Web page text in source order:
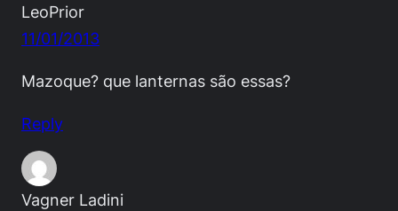
LeoPrior
11/01/2013
Mazoque? que lanternas são essas?
Reply
Vagner Ladini